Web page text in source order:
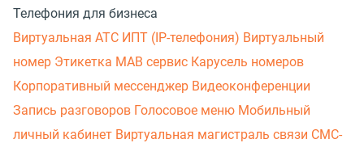
Телефония для бизнеса
Виртуальная АТС ИПТ (IP-телефония) Виртуальный
номер Этикетка МАВ сервис Карусель номеров
Корпоративный мессенджер Видеоконференции
Запись разговоров Голосовое меню Мобильный
личный кабинет Виртуальная магистраль связи СМС-